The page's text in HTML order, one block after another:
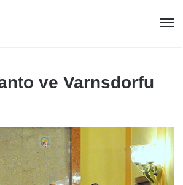
ve Varnsdorfu